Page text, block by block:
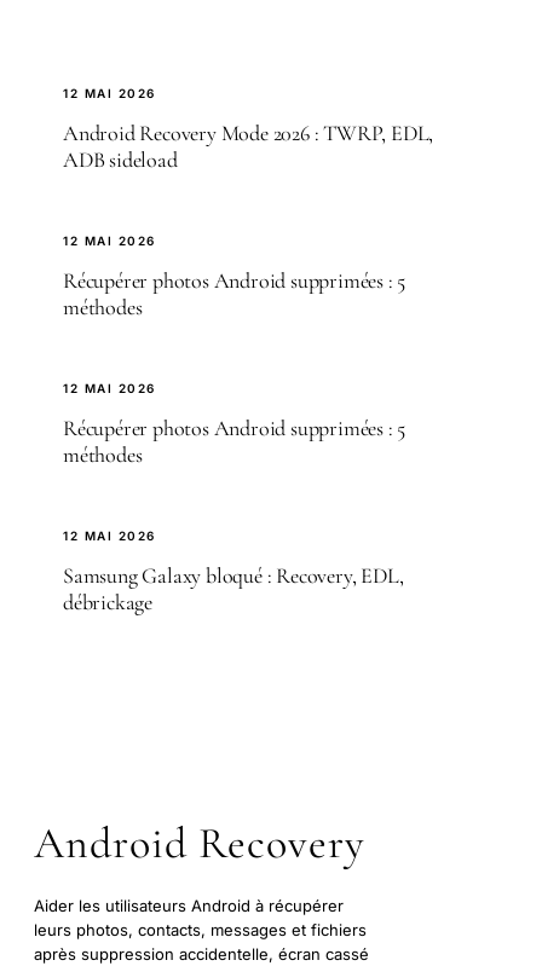
12 MAI 2026
Android Recovery Mode 2026 : TWRP, EDL,
ADB sideload
12 MAI 2026
Récupérer photos Android supprimées : 5
méthodes
12 MAI 2026
Récupérer photos Android supprimées : 5
méthodes
12 MAI 2026
Samsung Galaxy bloqué : Recovery, EDL,
débrickage
Android Recovery
Aider les utilisateurs Android à récupérer
leurs photos, contacts, messages et fichiers
après suppression accidentelle, écran cassé